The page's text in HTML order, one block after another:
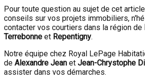
Pour toute question au sujet de cet
conseils sur vos projets immobiliers,
contacter vos courtiers dans la région de
Terrebonne et Repentigny.
Notre équipe chez Royal LePage
de Alexandre Jean et Jean-Chrystophe
assister dans vos démarches.